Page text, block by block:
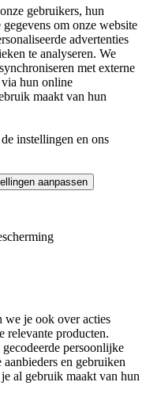
gebruikers, hun
om onze website
advertenties
te analyseren. We
met externe
via hun online
maakt van hun
instellingen en ons
aanpassen
je ook over acties
relevante producten.
persoonlijke
en gebruiken
al gebruik maakt van hun